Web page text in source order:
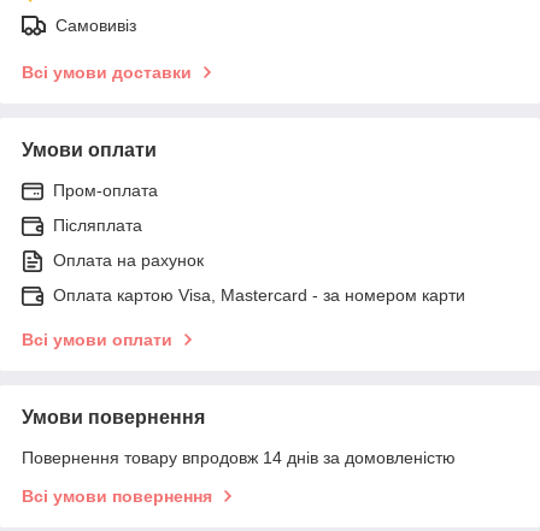
Самовивіз
Всі умови доставки
Умови оплати
Пром-оплата
Післяплата
Оплата на рахунок
Оплата картою Visa, Mastercard - за номером карти
Всі умови оплати
Умови повернення
Повернення товару впродовж 14 днів за домовленістю
Всі умови повернення